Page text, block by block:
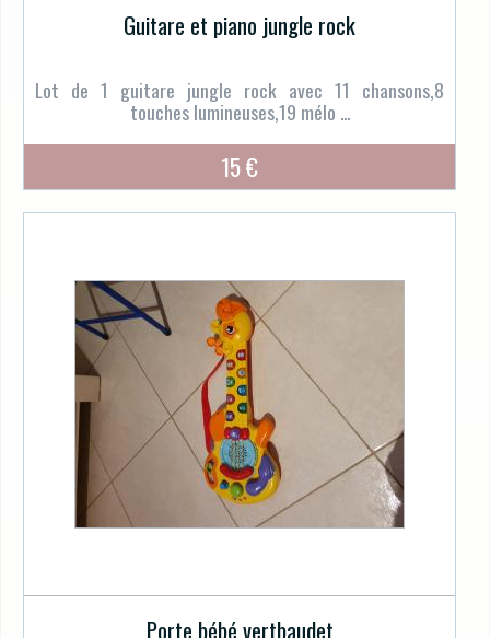
Guitare et piano jungle rock
Lot de 1 guitare jungle rock avec 11 chansons,8
touches lumineuses,19 mélo ...
15 €
Porte bébé vertbaudet